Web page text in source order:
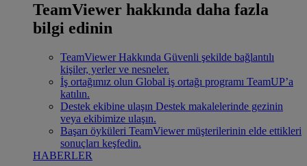
TeamViewer hakkında daha fazla
bilgi edinin
TeamViewer Hakkında Güvenli şekilde bağlantılı
kişiler, yerler ve nesneler.
İş ortağımız olun Global iş ortağı programı TeamUP’a
katılın.
Destek ekibine ulaşın Destek makalelerinde gezinin
veya ekibimize ulaşın.
Başarı öyküleri TeamViewer müşterilerinin elde ettikleri
sonuçları keşfedin.
HABERLER